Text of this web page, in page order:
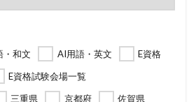
・和文 AI用語・英文
E資格
E資格試験会場一覧
三重県 京都府
佐賀県